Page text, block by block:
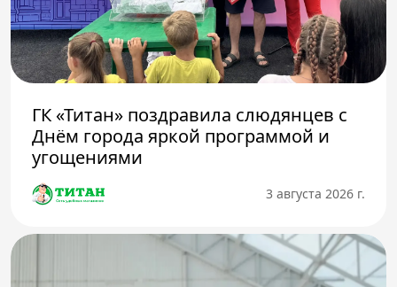
ГК «Титан» поздравила слюдянцев с
Днём города яркой программой и
угощениями
3 августа 2026 г.